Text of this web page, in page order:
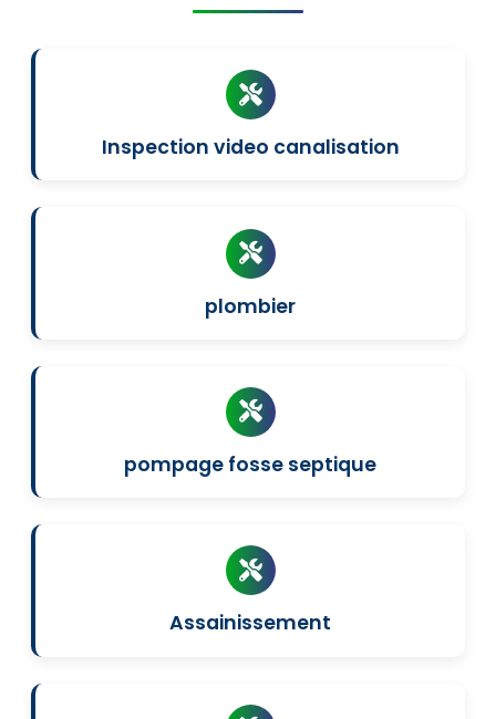
Inspection video canalisation
plombier
pompage fosse septique
Assainissement